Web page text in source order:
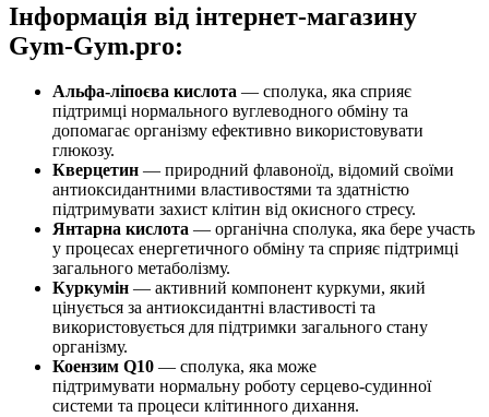
Інформація від інтернет-магазину
Gym-Gym.pro:
Альфа-ліпоєва кислота — сполука, яка сприяє
підтримці нормального вуглеводного обміну та
допомагає організму ефективно використовувати
глюкозу.
Кверцетин — природний флавоноїд, відомий своїми
антиоксидантними властивостями та здатністю
підтримувати захист клітин від окисного стресу.
Янтарна кислота — органічна сполука, яка бере участь
у процесах енергетичного обміну та сприяє підтримці
загального метаболізму.
Куркумін — активний компонент куркуми, який
цінується за антиоксидантні властивості та
використовується для підтримки загального стану
організму.
Коензим Q10 — сполука, яка може
підтримувати нормальну роботу серцево-судинної
системи та процеси клітинного дихання.